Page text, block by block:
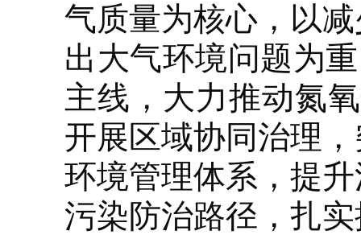
气质量为核心，以
出大气环境问题为
主线，大力推动氮
开展区域协同治理
环境管理体系，提
污染防治路径，扎